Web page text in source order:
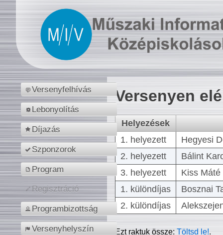
Versenyfelhívás
Lebonyolítás
Díjazás
Szponzorok
Program
Regisztráció
Programbizottság
Versenyhelyszín
Versenyen
Helyezések
1. helyezett
Hegyesi
2. helyezett
Bálint
3. helyezett
Kiss
1. különdíjas
Bosznai
2. különdíjas
Ezt raktuk össze:Töltsd le!.